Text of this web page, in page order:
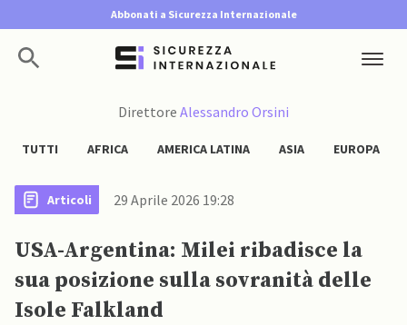
Abbonati a Sicurezza Internazionale
Direttore Alessandro Orsini
TUTTI AFRICA AMERICA LATINA ASIA EUROPA
Articoli 29 Aprile 2026 19:28
USA-Argentina: Milei ribadisce la
sua posizione sulla sovranità delle
Isole Falkland